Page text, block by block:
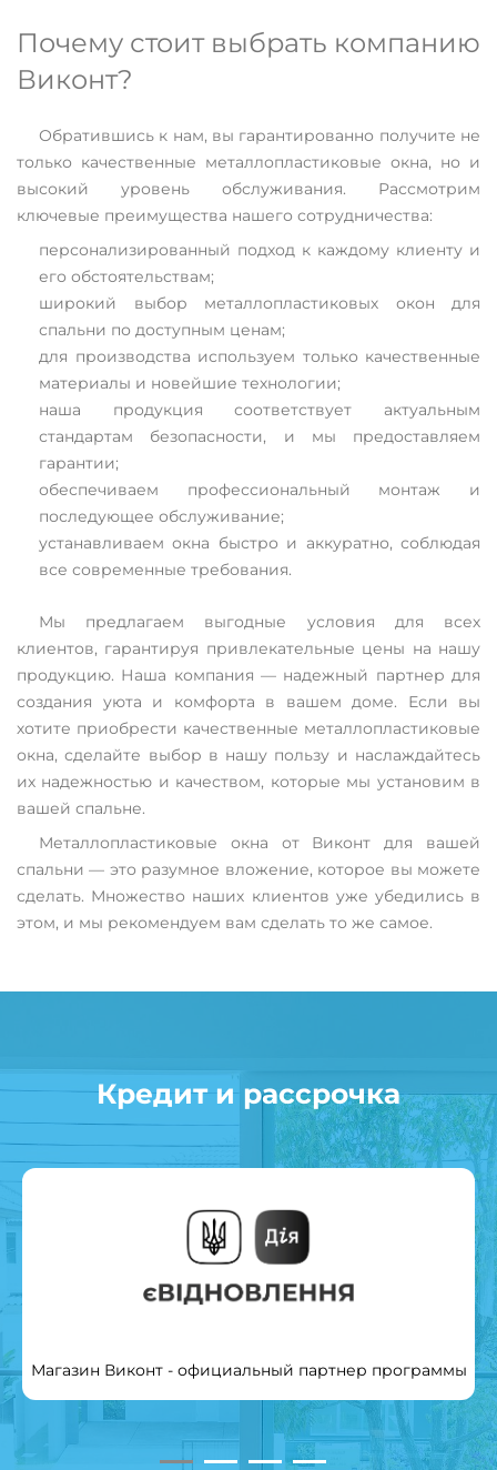
Почему стоит выбрать компанию
Виконт?
Обратившись к нам, вы гарантированно получите не
только качественные металлопластиковые окна, но и
высокий уровень обслуживания. Рассмотрим
ключевые преимущества нашего сотрудничества:
персонализированный подход к каждому клиенту и
его обстоятельствам;
широкий выбор металлопластиковых окон для
спальни по доступным ценам;
для производства используем только качественные
материалы и новейшие технологии;
наша продукция соответствует актуальным
стандартам безопасности, и мы предоставляем
гарантии;
обеспечиваем профессиональный монтаж и
последующее обслуживание;
устанавливаем окна быстро и аккуратно, соблюдая
все современные требования.
Мы предлагаем выгодные условия для всех
клиентов, гарантируя привлекательные цены на нашу
продукцию. Наша компания — надежный партнер для
создания уюта и комфорта в вашем доме. Если вы
хотите приобрести качественные металлопластиковые
окна, сделайте выбор в нашу пользу и наслаждайтесь
их надежностью и качеством, которые мы установим в
вашей спальне.
Металлопластиковые окна от Виконт для вашей
спальни — это разумное вложение, которое вы можете
сделать. Множество наших клиентов уже убедились в
этом, и мы рекомендуем вам сделать то же самое.
Кредит и рассрочка
Магазин Виконт - официальный партнер программы